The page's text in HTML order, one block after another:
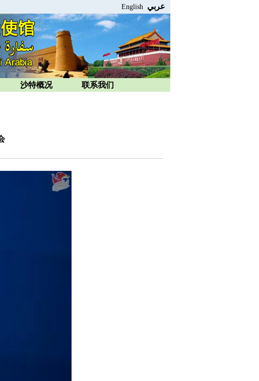
English عربي
沙特概况 联系我们